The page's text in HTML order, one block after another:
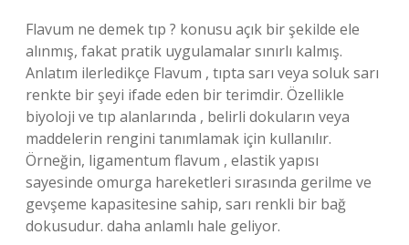
Flavum ne demek tıp ? konusu açık bir şekilde ele
alınmış, fakat pratik uygulamalar sınırlı kalmış.
Anlatım ilerledikçe Flavum , tıpta sarı veya soluk sarı
renkte bir şeyi ifade eden bir terimdir. Özellikle
biyoloji ve tıp alanlarında , belirli dokuların veya
maddelerin rengini tanımlamak için kullanılır.
Örneğin, ligamentum flavum , elastik yapısı
sayesinde omurga hareketleri sırasında gerilme ve
gevşeme kapasitesine sahip, sarı renkli bir bağ
dokusudur. daha anlamlı hale geliyor.